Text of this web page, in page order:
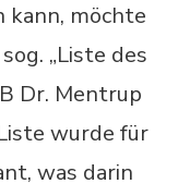
möchte
„Liste des
Dr. Mentrup
wurde für
was darin